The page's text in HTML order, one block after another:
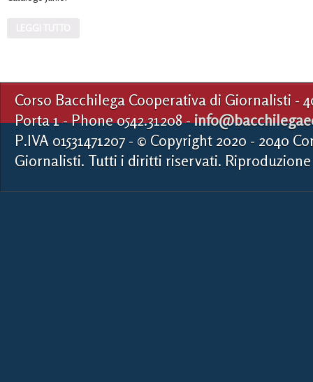
Corso Bacchilega Cooperativa di Giornalisti -
Porta 1 - Phone 0542.31208 -
P.IVA 01531471207 - © Copyright 2020 - 2040
Giornalisti. Tutti i diritti riservati.